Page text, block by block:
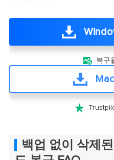
 복구

백업 없이 삭제